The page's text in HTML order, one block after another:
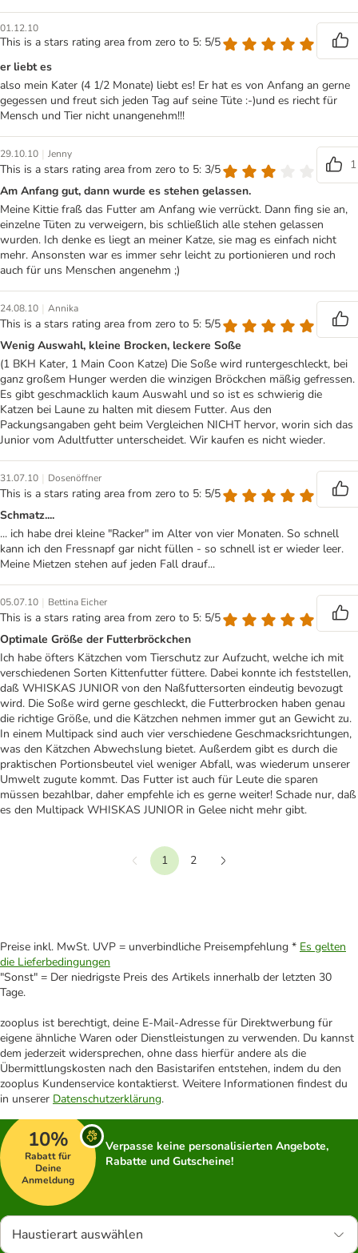
01.12.10
This is a stars rating area from zero to 5: 5/5
er liebt es
also mein Kater (4 1/2 Monate) liebt es! Er hat es von Anfang an gerne
gegessen und freut sich jeden Tag auf seine Tüte :-)und es riecht für
Mensch und Tier nicht unangenehm!!!
29.10.10 | Jenny
This is a stars rating area from zero to 5: 3/5
1
Am Anfang gut, dann wurde es stehen gelassen.
Meine Kittie fraß das Futter am Anfang wie verrückt. Dann fing sie an,
einzelne Tüten zu verweigern, bis schließlich alle stehen gelassen
wurden. Ich denke es liegt an meiner Katze, sie mag es einfach nicht
mehr. Ansonsten war es immer sehr leicht zu portionieren und roch
auch für uns Menschen angenehm ;)
24.08.10 | Annika
This is a stars rating area from zero to 5: 5/5
Wenig Auswahl, kleine Brocken, leckere Soße
(1 BKH Kater, 1 Main Coon Katze) Die Soße wird runtergeschleckt, bei
ganz großem Hunger werden die winzigen Bröckchen mäßig gefressen.
Es gibt geschmacklich kaum Auswahl und so ist es schwierig die
Katzen bei Laune zu halten mit diesem Futter. Aus den
Packungsangaben geht beim Vergleichen NICHT hervor, worin sich das
Junior vom Adultfutter unterscheidet. Wir kaufen es nicht wieder.
31.07.10 | Dosenöffner
This is a stars rating area from zero to 5: 5/5
Schmatz....
... ich habe drei kleine "Racker" im Alter von vier Monaten. So schnell
kann ich den Fressnapf gar nicht füllen - so schnell ist er wieder leer.
Meine Mietzen stehen auf jeden Fall drauf...
05.07.10 | Bettina Eicher
This is a stars rating area from zero to 5: 5/5
Optimale Größe der Futterbröckchen
Ich habe öfters Kätzchen vom Tierschutz zur Aufzucht, welche ich mit
verschiedenen Sorten Kittenfutter füttere. Dabei konnte ich feststellen,
daß WHISKAS JUNIOR von den Naßfuttersorten eindeutig bevozugt
wird. Die Soße wird gerne geschleckt, die Futterbrocken haben genau
die richtige Größe, und die Kätzchen nehmen immer gut an Gewicht zu.
In einem Multipack sind auch vier verschiedene Geschmacksrichtungen,
was den Kätzchen Abwechslung bietet. Außerdem gibt es durch die
praktischen Portionsbeutel viel weniger Abfall, was wiederum unserer
Umwelt zugute kommt. Das Futter ist auch für Leute die sparen
müssen bezahlbar, daher empfehle ich es gerne weiter! Schade nur, daß
es den Multipack WHISKAS JUNIOR in Gelee nicht mehr gibt.
Vorherige
1
2
Preise inkl. MwSt. UVP = unverbindliche Preisempfehlung * Es gelten
die Lieferbedingungen
"Sonst" = Der niedrigste Preis des Artikels innerhalb der letzten 30
Tage.
zooplus ist berechtigt, deine E-Mail-Adresse für Direktwerbung für
eigene ähnliche Waren oder Dienstleistungen zu verwenden. Du kannst
dem jederzeit widersprechen, ohne dass hierfür andere als die
Übermittlungskosten nach den Basistarifen entstehen, indem du den
zooplus Kundenservice kontaktierst. Weitere Informationen findest du
in unserer Datenschutzerklärung.
10%
Rabatt für
Deine
Anmeldung
Verpasse keine personalisierten Angebote,
Rabatte und Gutscheine!
Haustierart auswählen